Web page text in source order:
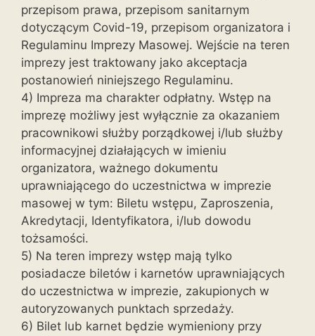
przepisom prawa, przepisom sanitarnym
dotyczącym Covid-19, przepisom organizatora i
Regulaminu Imprezy Masowej. Wejście na teren
imprezy jest traktowany jako akceptacja
postanowień niniejszego Regulaminu.
4) Impreza ma charakter odpłatny. Wstęp na
imprezę możliwy jest wyłącznie za okazaniem
pracownikowi służby porządkowej i/lub służby
informacyjnej działających w imieniu
organizatora, ważnego dokumentu
uprawniającego do uczestnictwa w imprezie
masowej w tym: Biletu wstępu, Zaproszenia,
Akredytacji, Identyfikatora, i/lub dowodu
tożsamości.
5) Na teren imprezy wstęp mają tylko
posiadacze biletów i karnetów uprawniających
do uczestnictwa w imprezie, zakupionych w
autoryzowanych punktach sprzedaży.
6) Bilet lub karnet będzie wymieniony przy